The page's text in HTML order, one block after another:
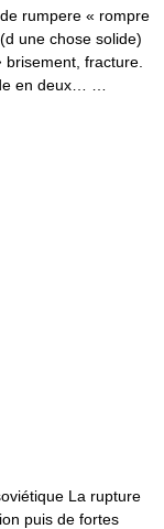
rumpere « rompre
une chose solide)
fracture.
en deux… …
La rupture
puis de fortes